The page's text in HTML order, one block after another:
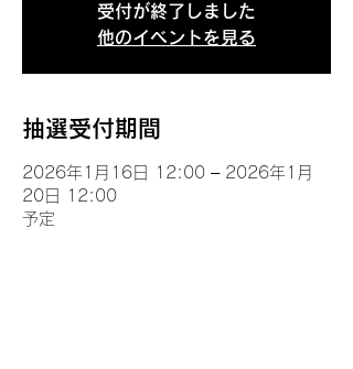
受付が終了しました
他のイベントを見る
抽選受付期間
2026年1月16日 12:00 – 2026年1月
20日 12:00
予定